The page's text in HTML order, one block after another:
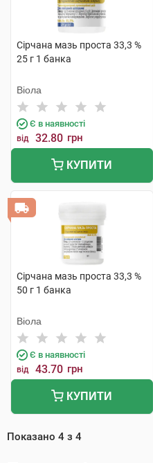
Сірчана мазь проста 33,3 %
25 г 1 банка
Віола
Є в наявності
від 32.80 грн
КУПИТИ
Сірчана мазь проста 33,3 %
50 г 1 банка
Віола
Є в наявності
від 43.70 грн
КУПИТИ
Показано 4 з 4